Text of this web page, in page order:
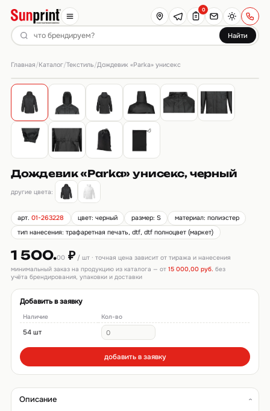
Найти
0
Главная/Каталог/Текстиль/Дождевик «Parka» унисекс
Дождевик «Parka» унисекс, черный
другие цвета:
арт.01-263228 цвет: черный размер: S
материал: полиэстер
тип нанесения: трафаретная печать, dtf, dtf полноцвет (маркет)
1 500.00₽/ шт · точная цена зависит от тиража и нанесения
минимальный заказ на продукцию из каталога — от 15 000,00 руб. без
учёта брендирования, упаковки и доставки
Добавить в заявку
Наличие Кол-во
54 шт
добавить в заявку
Описание